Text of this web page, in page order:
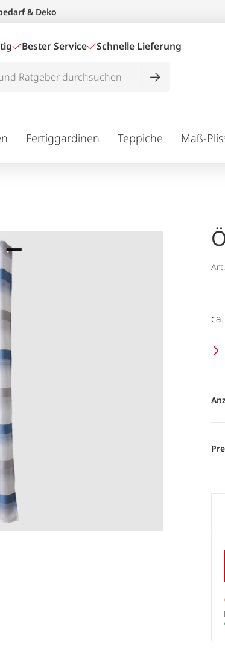
& Deko
Bester Service Schnelle Lieferung
Fertiggardinen Teppiche Maß-